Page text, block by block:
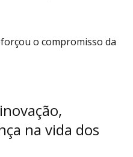
o compromisso da
na vida dos